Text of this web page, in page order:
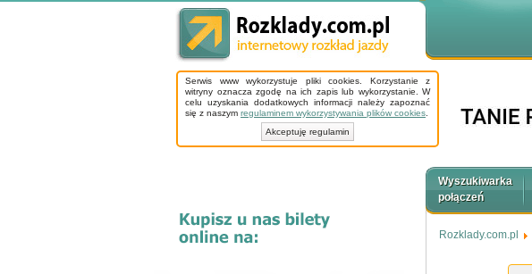
Serwis www wykorzystuje pliki cookies. Korzystanie z
witryny oznacza zgodę na ich zapis lub wykorzystanie. W
celu uzyskania dodatkowych informacji należy zapoznać
się z naszym regulaminem wykorzystywania plików cookies
Akceptuję regulamin
Wyszukiwarka
połączeń
Rozklady.com.pl